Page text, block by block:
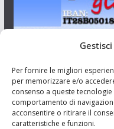
Per fornire le migliori
per memorizzare e/o
consenso a queste
comportamento di
acconsentire o ritirare il
caratteristiche e funzioni.
Aut. del tribunale di
Resp. Riccardo Orioles.